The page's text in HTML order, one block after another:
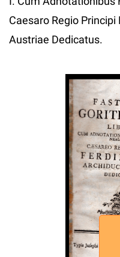
Caesaro Regio
Austriae Dedicatus.